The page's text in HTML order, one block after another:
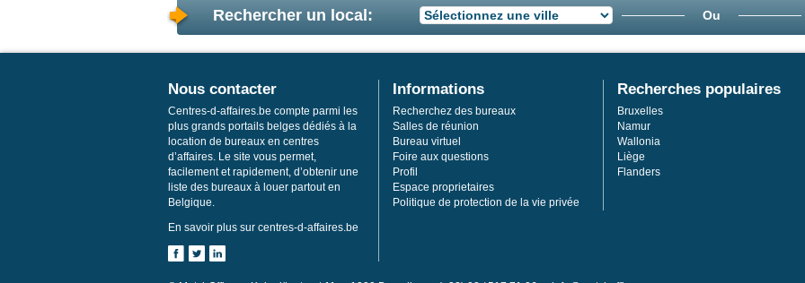
Rechercher un local: Ou
Nous contacter
Centres-d-affaires.be compte parmi les
plus grands portails belges dédiés à la
location de bureaux en centres
d’affaires. Le site vous permet,
facilement et rapidement, d’obtenir une
liste des bureaux à louer partout en
Belgique.
En savoir plus sur centres-d-affaires.be
Informations
Recherchez des bureaux
Salles de réunion
Bureau virtuel
Foire aux questions
Profil
Espace proprietaires
Politique de protection de la vie privée
Recherches populaires
Bruxelles
Namur
Wallonia
Liège
Flanders